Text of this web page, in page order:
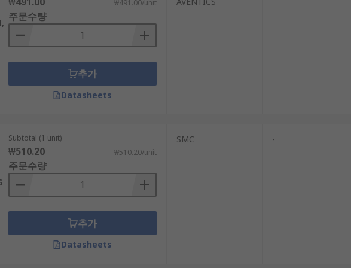
₩491.00/unit
주문수량
추가
Datasheets
Subtotal (1 unit)
₩510.20 ₩510.20/unit
주문수량
추가
Datasheets
SMC -